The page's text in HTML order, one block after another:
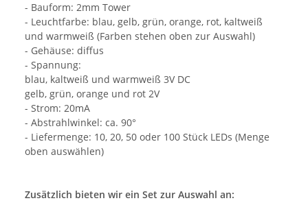
- Bauform: 2mm Tower
- Leuchtfarbe: blau, gelb, grün, orange, rot, kaltweiß
und warmweiß (Farben stehen oben zur Auswahl)
- Gehäuse: diffus
- Spannung:
blau, kaltweiß und warmweiß 3V DC
gelb, grün, orange und rot 2V
- Strom: 20mA
- Abstrahlwinkel: ca. 90°
- Liefermenge: 10, 20, 50 oder 100 Stück LEDs (Menge
oben auswählen)
Zusätzlich bieten wir ein Set zur Auswahl an: